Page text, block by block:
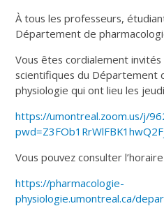
À tous les professeurs,
Département de
Vous êtes cordialement
scientifiques du Département
physiologie qui ont lieu les
https://umontreal.zoom.us/j/
Vous pouvez consulter
https://pharmacologie-
physiologie.umontreal.ca/